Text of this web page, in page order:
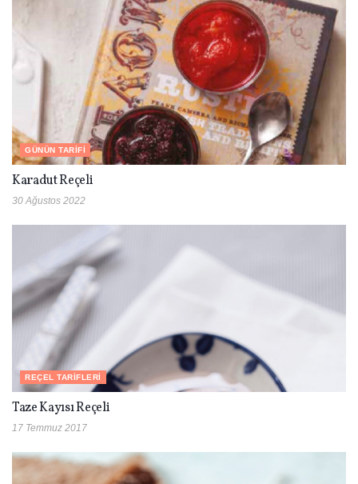
GÜNÜN TARIFI
Karadut Reçeli
30 Ağustos 2022
REÇEL TARIFLERI
Taze Kayısı Reçeli
17 Temmuz 2017